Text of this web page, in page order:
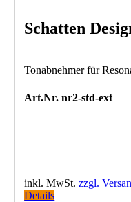
Schatten
Tonabnehmer für
Art.Nr. nr2-std-ext
inkl. MwSt.zzgl.
Details